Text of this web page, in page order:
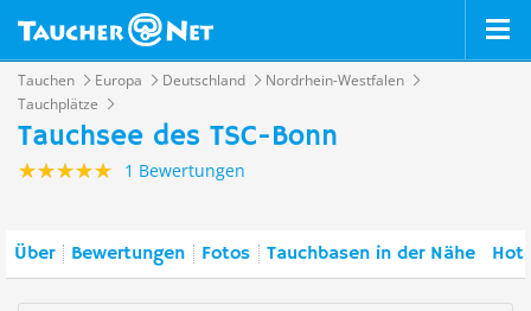
Tauchen Europa Deutschland
Nordrhein-Westfalen
Tauchplätze
Tauchsee des TSC-Bonn
1 Bewertungen
Über Bewertungen Fotos Tauchbasen in der Nähe